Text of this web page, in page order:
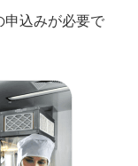
申込みが必要で